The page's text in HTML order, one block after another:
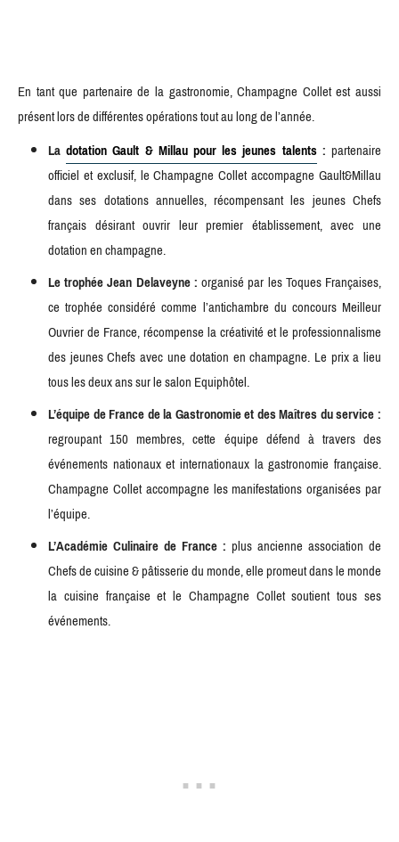
En tant que partenaire de la gastronomie, Champagne Collet est aussi
présent lors de différentes opérations tout au long de l’année.
Ladotation Gault & Millau pour les jeunes talents:partenaire
officiel et exclusif, le Champagne Collet accompagne Gault&Millau
dans ses dotations annuelles, récompensant les jeunes Chefs
français désirant ouvrir leur premier établissement, avec une
dotation en champagne.
Le trophée Jean Delaveyne :organisé par les Toques Françaises,
ce trophée considéré comme l’antichambre du concours Meilleur
Ouvrier de France, récompense la créativité et le professionnalisme
des jeunes Chefs avec une dotation en champagne. Le prix a lieu
tous les deux ans sur le salon Equiphôtel.
L’équipe de France de la Gastronomie et des Maîtres du service :
regroupant 150 membres, cette équipe défend à travers des
événements nationaux et internationaux la gastronomie française.
Champagne Collet accompagne les manifestations organisées par
l’équipe.
L’Académie Culinaire de France : plus ancienne association de
Chefs de cuisine & pâtisserie du monde, elle promeut dans le monde
la cuisine française et le Champagne Collet soutient tous ses
événements.